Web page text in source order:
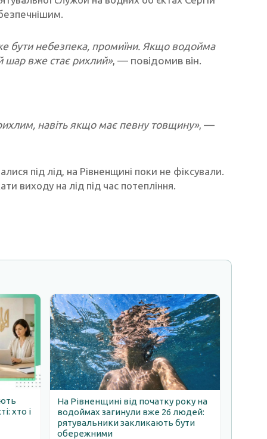
бути небезпека, промиїни. Якщо водойма
шар вже стає рихлий», — повідомив він.
рихлим, навіть якщо має певну товщину», —
під лід, на Рівненщині поки не фіксували.
виходу на лід під час потепління.
хто і
На Рівненщині від початку року на
водоймах загинули вже 26 людей:
рятувальники закликають бути
обережними